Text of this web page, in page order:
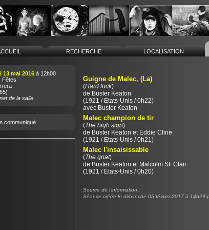
RECHERCHE LOCALISATION
13 mai 2016à 12h00
Fêtes
de la salle
communiqué
Guigne de Malec, (La)
(Hard luck)
de Buster Keaton
(1921 / Etats-Unis / 0h22)
avec Buster Keaton
Malec champion de tir
(The high sign)
de Buster Keaton et Eddie Cline
(1921 / Etats-Unis / 0h21)
Malec l'insaisissable
(The goat)
de Buster Keaton et Malcolm St. Clair
(1921 / Etats-Unis / 0h20)
Source de l'information :
Séance créée le dimanche 05 février 2017 à 14h29